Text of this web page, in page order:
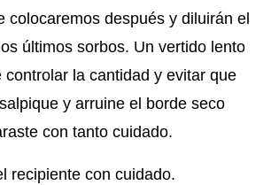
colocaremos después y diluirán el
últimos sorbos. Un vertido lento
controlar la cantidad y evitar que
y arruine el borde seco
con tanto cuidado.
recipiente con cuidado.